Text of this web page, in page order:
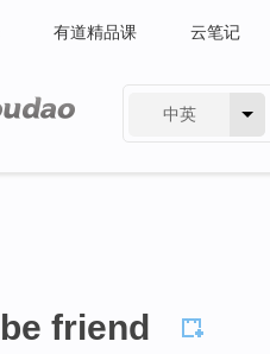
有道精品课 云笔记
中英
friend